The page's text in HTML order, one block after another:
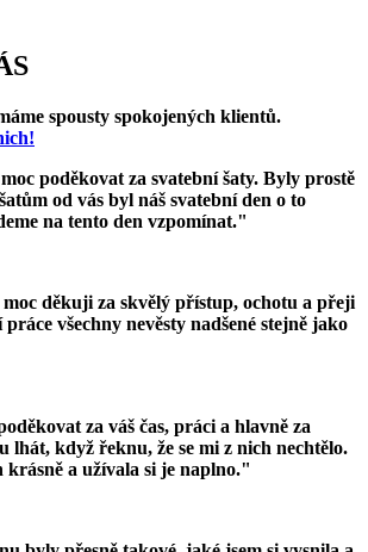
spousty spokojených klientů.
poděkovat za svatební šaty. Byly prostě
od vás byl náš svatební den o to
na tento den vzpomínat."
děkuji za skvělý přístup, ochotu a přeji
všechny nevěsty nadšené stejně jako
za váš čas, práci a hlavně za
lhát, když řeknu, že se mi z nich nechtělo.
krásně a užívala si je naplno."